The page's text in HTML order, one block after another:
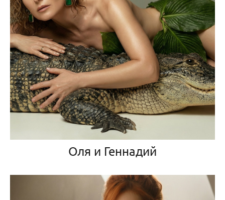
Оля и Геннадий